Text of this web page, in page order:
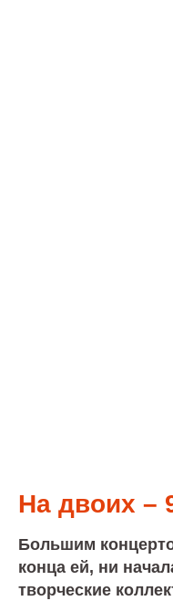
На двоих –
Большим
конца ей, ни
творческие